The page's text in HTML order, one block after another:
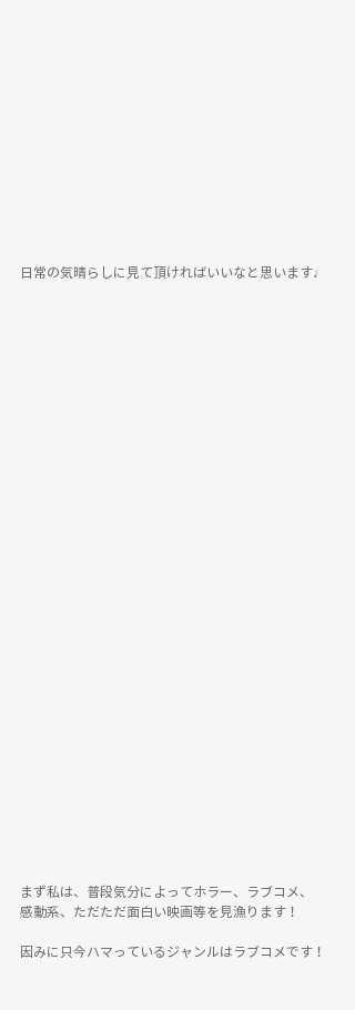
日常の気晴らしに見て頂ければいいなと思います♩
まず私は、普段気分によってホラー、ラブコメ、
感動系、ただただ面白い映画等を見漁ります！
因みに只今ハマっているジャンルはラブコメです！